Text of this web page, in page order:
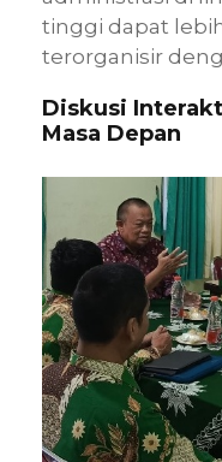
tinggi dapat
terorganisir
Diskusi
Masa Depan